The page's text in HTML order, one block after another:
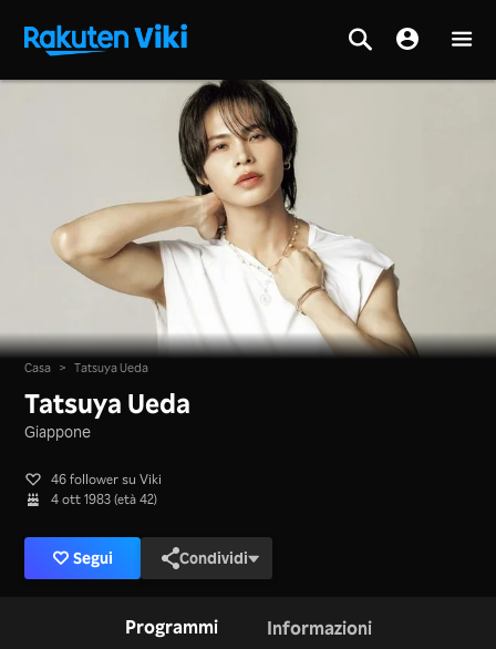
Casa > Tatsuya Ueda
Tatsuya Ueda
Giappone
46 follower su Viki
4 ott 1983 (età 42)
Segui Condividi
Programmi Informazioni